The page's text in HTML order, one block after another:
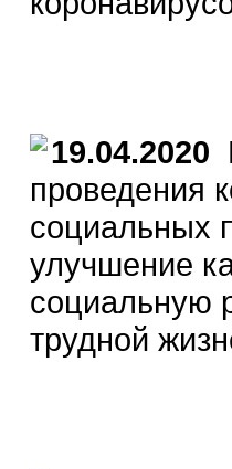
19.04.2020
проведения
социальных
улучшение
социальную
трудной